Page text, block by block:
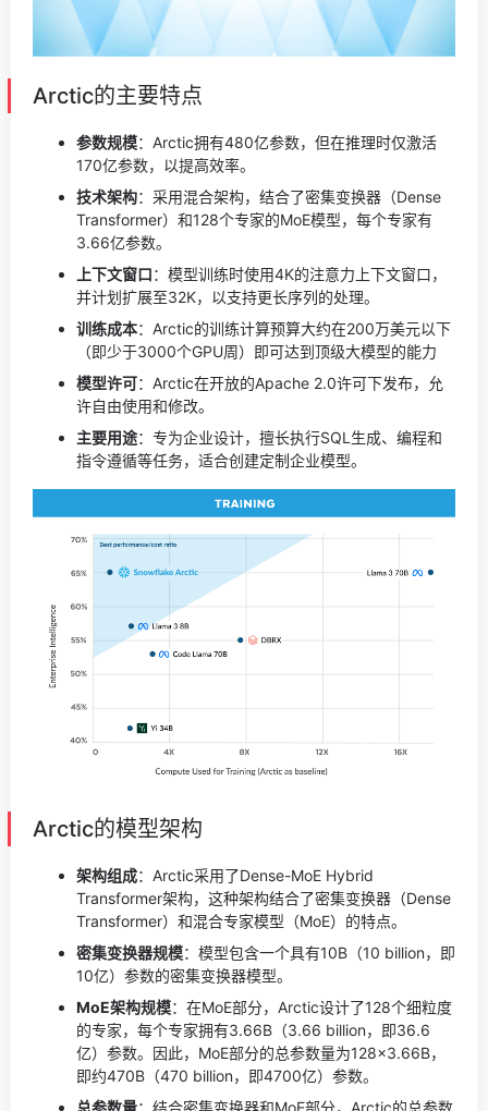
Arctic的主要特点
参数规模：Arctic拥有480亿参数，但在推理时仅激活
170亿参数，以提高效率。
技术架构：采用混合架构，结合了密集变换器（Dense
Transformer）和128个专家的MoE模型，每个专家有
3.66亿参数。
上下文窗口：模型训练时使用4K的注意力上下文窗口，
并计划扩展至32K，以支持更长序列的处理。
训练成本：Arctic的训练计算预算大约在200万美元以下
（即少于3000个GPU周）即可达到顶级大模型的能力
模型许可：Arctic在开放的Apache 2.0许可下发布，允
许自由使用和修改。
主要用途：专为企业设计，擅长执行SQL生成、编程和
指令遵循等任务，适合创建定制企业模型。
Arctic的模型架构
架构组成：Arctic采用了Dense-MoE Hybrid
Transformer架构，这种架构结合了密集变换器（Dense
Transformer）和混合专家模型（MoE）的特点。
密集变换器规模：模型包含一个具有10B（10 billion，即
10亿）参数的密集变换器模型。
MoE架构规模：在MoE部分，Arctic设计了128个细粒度
的专家，每个专家拥有3.66B（3.66 billion，即36.6
亿）参数。因此，MoE部分的总参数量为128×3.66B，
即约470B（470 billion，即4700亿）参数。
总参数量：结合密集变换器和MoE部分，Arctic的总参数